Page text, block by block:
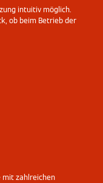
intuitiv möglich.
ob beim Betrieb der
mit zahlreichen